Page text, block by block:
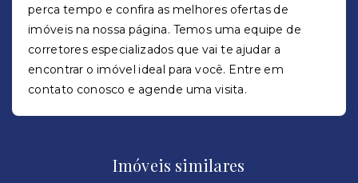
perca tempo e confira as melhores ofertas de
imóveis na nossa página. Temos uma equipe de
corretores especializados que vai te ajudar a
encontrar o imóvel ideal para você. Entre em
contato conosco e agende uma visita.
Imóveis similares